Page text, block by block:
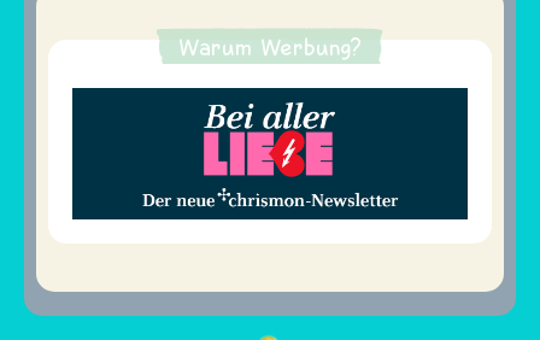
Warum Werbung?